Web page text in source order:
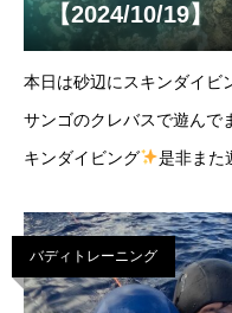
【2024/10/19】
本日は砂辺にスキンダイビ
サンゴのクレバスで遊んで
キンダイビング
是非また
バディトレーニング